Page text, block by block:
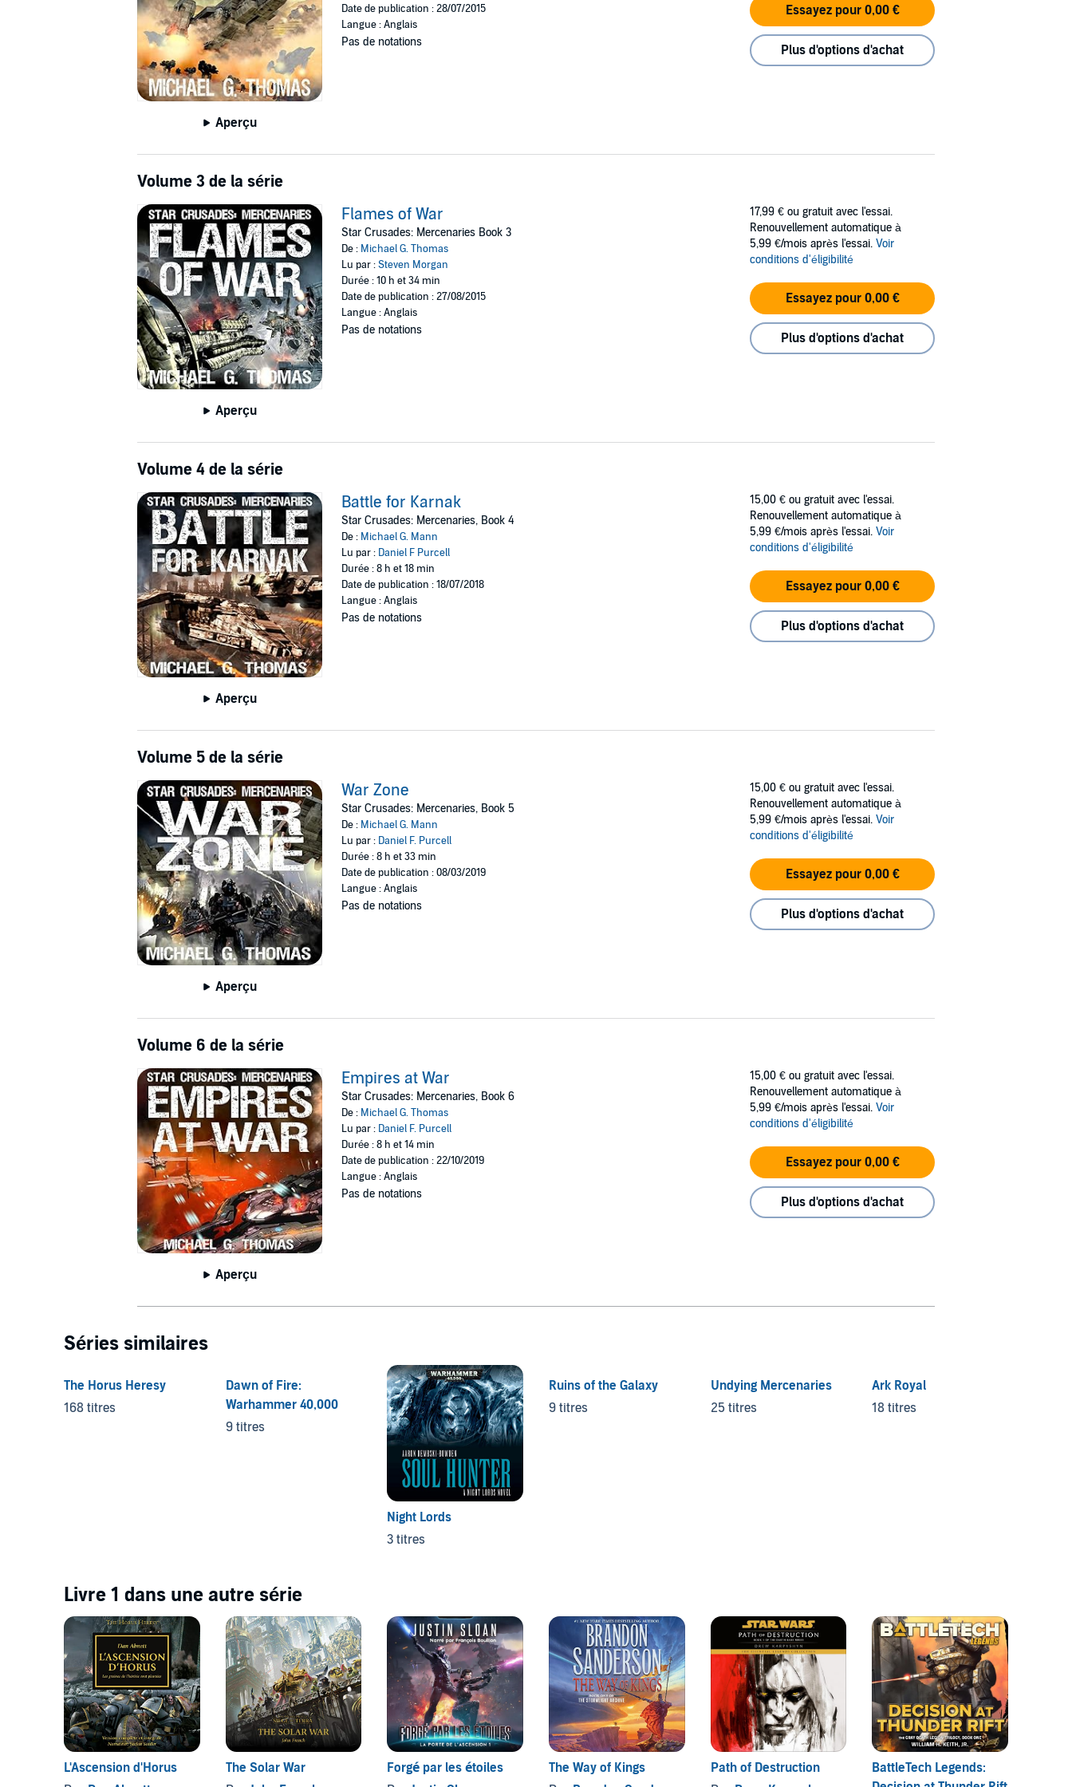
Aperçu
Date de publication : 28/07/2015
Langue : Anglais
Pas de notations
Essayez pour 0,00 €
Plus d'options d'achat
Volume 3 de la série
Aperçu
Flames of War
Star Crusades: Mercenaries Book 3
De : Michael G. Thomas
Lu par :Steven Morgan
Durée : 10 h et 34 min
Date de publication : 27/08/2015
Langue : Anglais
Pas de notations
17,99 € ou gratuit avec l'essai.
Renouvellement automatique à
5,99 €/mois après l'essai. Voir
conditions d'éligibilité
Essayez pour 0,00 €
Plus d'options d'achat
Volume 4 de la série
Aperçu
Battle for Karnak
Star Crusades: Mercenaries, Book 4
De : Michael G. Mann
Lu par : Daniel F Purcell
Durée : 8 h et 18 min
Date de publication : 18/07/2018
Langue : Anglais
Pas de notations
15,00 € ou gratuit avec l'essai.
Renouvellement automatique à
5,99 €/mois après l'essai. Voir
conditions d'éligibilité
Essayez pour 0,00 €
Plus d'options d'achat
Volume 5 de la série
Aperçu
War Zone
Star Crusades: Mercenaries, Book 5
De : Michael G. Mann
Lu par : Daniel F. Purcell
Durée : 8 h et 33 min
Date de publication : 08/03/2019
Langue : Anglais
Pas de notations
15,00 € ou gratuit avec l'essai.
Renouvellement automatique à
5,99 €/mois après l'essai. Voir
conditions d'éligibilité
Essayez pour 0,00 €
Plus d'options d'achat
Volume 6 de la série
Aperçu
Empires at War
Star Crusades: Mercenaries, Book 6
De : Michael G. Thomas
Lu par : Daniel F. Purcell
Durée : 8 h et 14 min
Date de publication : 22/10/2019
Langue : Anglais
Pas de notations
15,00 € ou gratuit avec l'essai.
Renouvellement automatique à
5,99 €/mois après l'essai. Voir
conditions d'éligibilité
Essayez pour 0,00 €
Plus d'options d'achat
Séries similaires
The Horus Heresy
168 titres
Dawn of Fire:
Warhammer 40,000
9 titres
Night Lords
3 titres
Ruins of the Galaxy
9 titres
Undying Mercenaries
25 titres
Ark Royal
18 titres
Livre 1 dans une autre série
L'Ascension d'Horus
The Solar War
Forgé par les étoiles
The Way of Kings
Path of Destruction
BattleTech Legends: